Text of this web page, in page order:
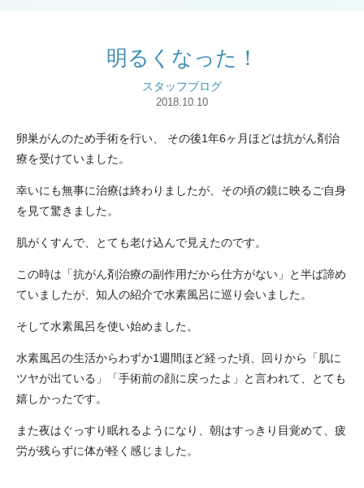
明るくなった！
スタッフブログ
2018.10.10
卵巣がんのため手術を行い、 その後1年6ヶ月ほどは抗がん剤治
療を受けていました。
幸いにも無事に治療は終わりましたが、その頃の鏡に映るご自身
を見て驚きました。
肌がくすんで、とても老け込んで見えたのです。
この時は「抗がん剤治療の副作用だから仕方がない」と半ば諦め
ていましたが、知人の紹介で水素風呂に巡り会いました。
そして水素風呂を使い始めました。
水素風呂の生活からわずか1週間ほど経った頃、回りから「肌に
ツヤが出ている」「手術前の顔に戻ったよ」と言われて、とても
嬉しかったです。
また夜はぐっすり眠れるようになり、朝はすっきり目覚めて、疲
労が残らずに体が軽く感じました。